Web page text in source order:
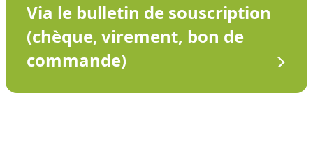
Via le bulletin de souscription
(chèque, virement, bon de
commande)